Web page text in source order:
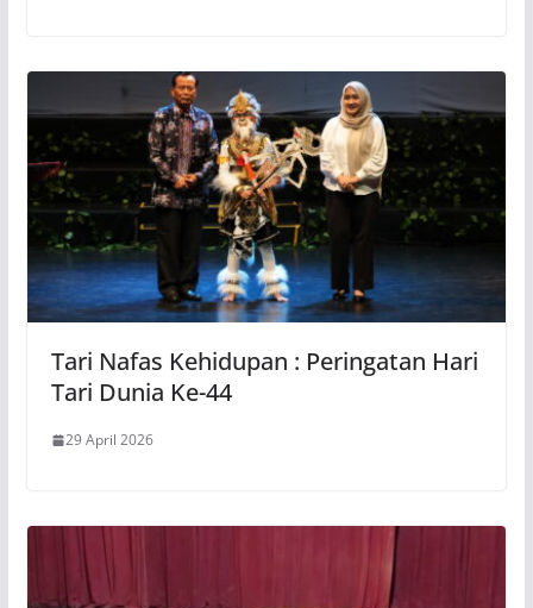
Tari Nafas Kehidupan : Peringatan Hari
Tari Dunia Ke-44
29 April 2026